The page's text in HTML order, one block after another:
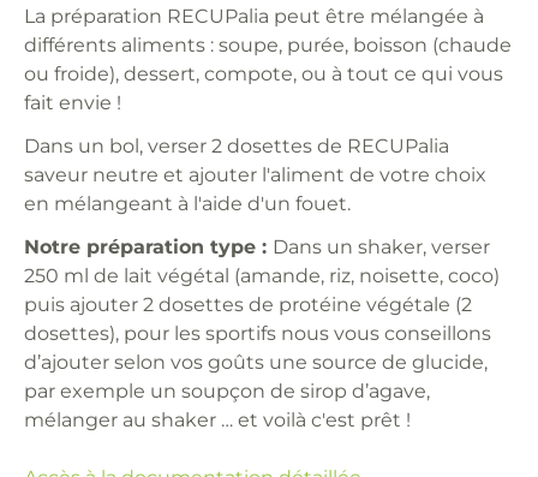
La préparation RECUPalia peut être mélangée à
différents aliments : soupe, purée, boisson (chaude
ou froide), dessert, compote, ou à tout ce qui vous
fait envie !
Dans un bol, verser 2 dosettes de RECUPalia
saveur neutre et ajouter l'aliment de votre choix
en mélangeant à l'aide d'un fouet.
Notre préparation type : Dans un shaker, verser
250 ml de lait végétal (amande, riz, noisette, coco)
puis ajouter 2 dosettes de protéine végétale (2
dosettes), pour les sportifs nous vous conseillons
d’ajouter selon vos goûts une source de glucide,
par exemple un soupçon de sirop d’agave,
mélanger au shaker … et voilà c'est prêt !